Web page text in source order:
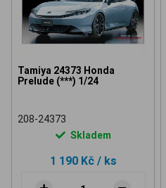
Tamiya 24373 Honda
Prelude (***) 1/24
208-24373
Skladem
1 190 Kč / ks